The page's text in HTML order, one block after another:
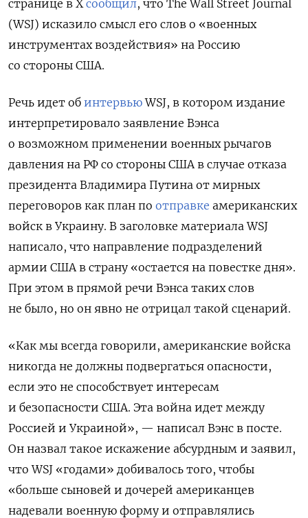
странице в X сообщил, что The Wall Street Journal
(WSJ) исказило смысл его слов о «военных
инструментах воздействия» на Россию
со стороны США.
Речь идет об интервьюWSJ, в котором издание
интерпретировало заявление Вэнса
о возможном применении военных рычагов
давления на РФ со стороны США в случае отказа
президента Владимира Путина от мирных
переговоров как план по отправке американских
войск в Украину. В заголовке материала WSJ
написало, что направление подразделений
армии США в страну «остается на повестке дня».
При этом в прямой речи Вэнса таких слов
не было, но он явно не отрицал такой сценарий.
«Как мы всегда говорили, американские войска
никогда не должны подвергаться опасности,
если это не способствует интересам
и безопасности США. Эта война идет между
Россией и Украиной», — написал Вэнс в посте.
Он назвал такое искажение абсурдным и заявил,
что WSJ «годами» добивалось того, чтобы
«больше сыновей и дочерей американцев
надевали военную форму и отправлялись